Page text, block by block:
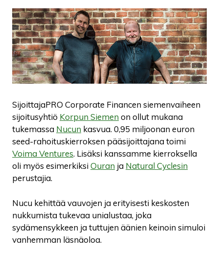
SijoittajaPRO Corporate Financen siemenvaiheen
sijoitusyhtiö Korpun Siemen on ollut mukana
tukemassa Nucun kasvua. 0,95 miljoonan euron
seed-rahoituskierroksen pääsijoittajana toimi
Voima Ventures. Lisäksi kanssamme kierroksella
oli myös esimerkiksiOuran ja Natural Cyclesin
perustajia.
Nucu kehittää vauvojen ja erityisesti keskosten
nukkumista tukevaa unialustaa, joka
sydämensykkeen ja tuttujen äänien keinoin simuloi
vanhemman läsnäoloa.